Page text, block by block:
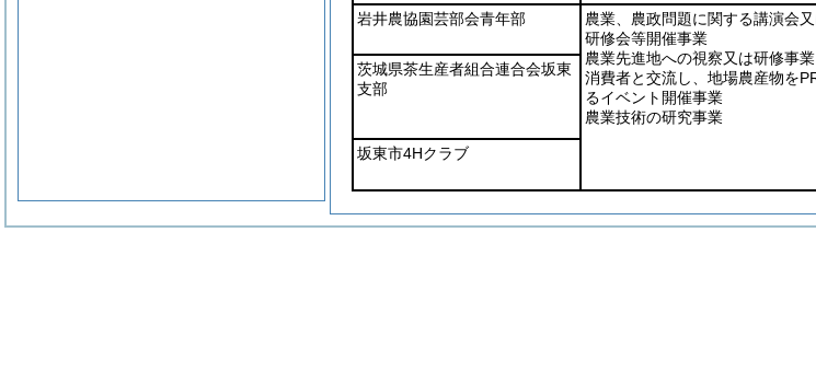
岩井農協園芸部会青年部
農業、農政問題に関する講演会
研修会等開催事業
農業先進地への視察又は研修事業
消費者と交流し、地場農産物を
るイベント開催事業
農業技術の研究事業
茨城県茶生産者組合連合会坂東
支部
坂東市4Hクラブ